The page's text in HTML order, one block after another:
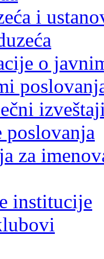
i
o
poslovanja
za
institucije